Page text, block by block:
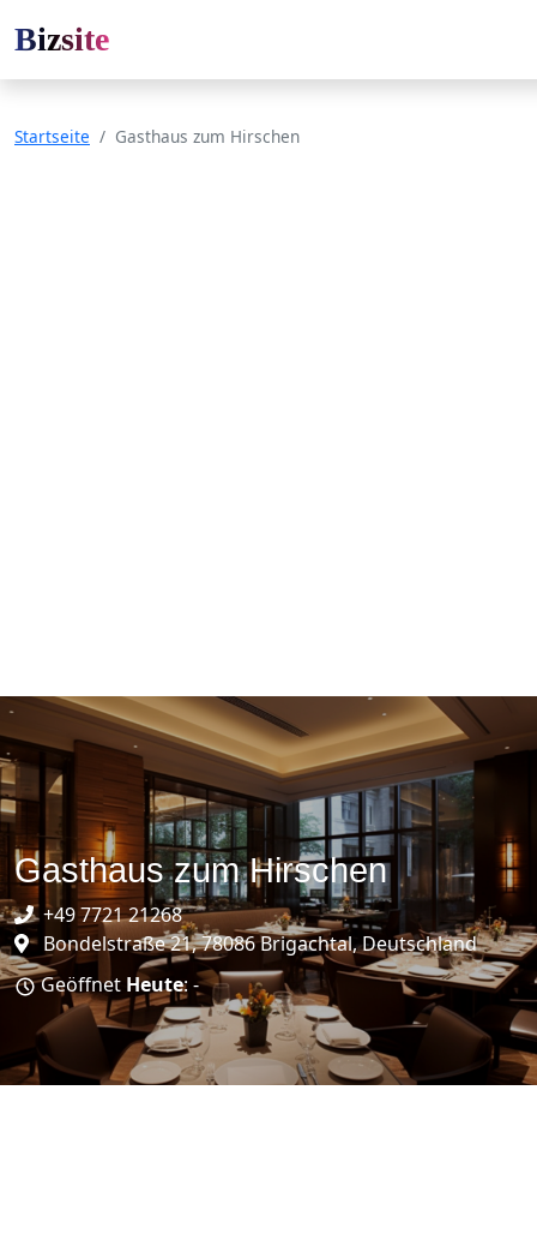
Bizsite
Startseite Gasthaus zum Hirschen
Gasthaus zum Hirschen
+49 7721 21268
Bondelstraße 21, 78086 Brigachtal, Deutschland
Geöffnet Heute: -